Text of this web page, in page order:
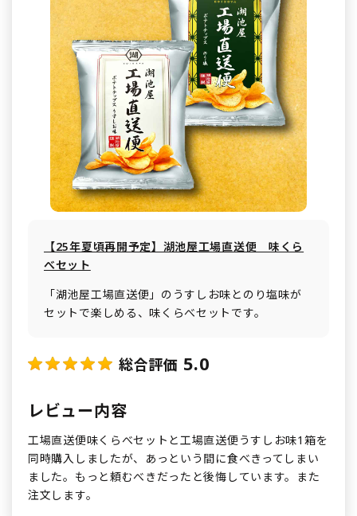
【25年夏頃再開予定】湖池屋工場直送便 味くら
べセット
「湖池屋工場直送便」のうすしお味とのり塩味が
セットで楽しめる、味くらべセットです。
総合評価 5.0
レビュー内容
工場直送便味くらべセットと工場直送便うすしお味1箱を
同時購入しましたが、あっという間に食べきってしまい
ました。もっと頼むべきだったと後悔しています。また
注文します。